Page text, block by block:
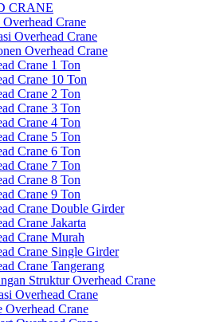
CRANE
Overhead Crane
Overhead Crane
Overhead Crane
Crane 1 Ton
Crane 10 Ton
Crane 2 Ton
Crane 3 Ton
Crane 4 Ton
Crane 5 Ton
Crane 6 Ton
Crane 7 Ton
Crane 8 Ton
Crane 9 Ton
Crane Double Girder
Crane Jakarta
Crane Murah
Crane Single Girder
Crane Tangerang
Struktur Overhead Crane
Overhead Crane
Overhead Crane